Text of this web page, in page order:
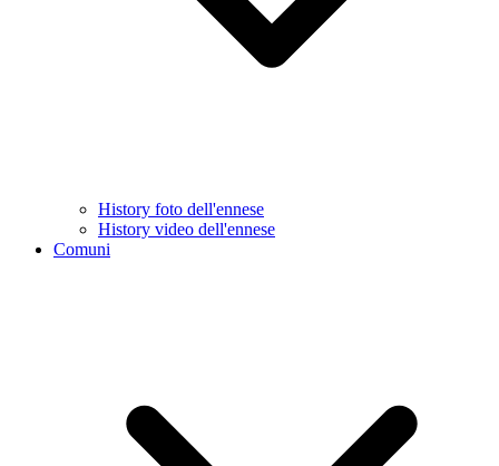
History foto dell'ennese
History video dell'ennese
Comuni